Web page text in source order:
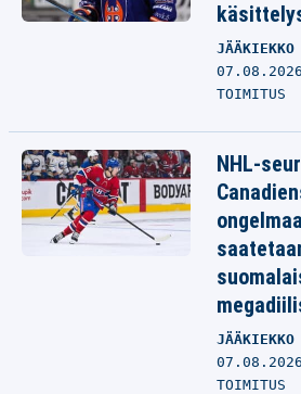
JÄÄKIEKKO
TOIMITUS
NHL-
JÄÄKIEKKO
TOIMITUS